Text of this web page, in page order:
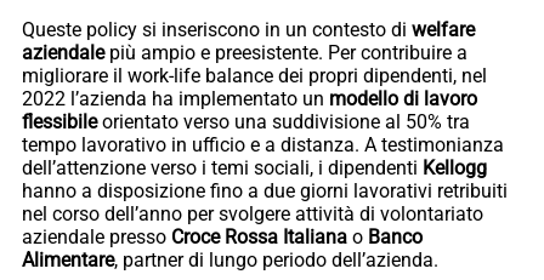
Queste policy si inseriscono in un contesto di welfare
aziendalepiù ampio e preesistente. Per contribuire a
migliorare il work-life balance dei propri dipendenti, nel
2022 l’azienda ha implementato un modello di lavoro
flessibileorientato verso una suddivisione al 50% tra
tempo lavorativo in ufficio e a distanza. A testimonianza
dell’attenzione verso i temi sociali, i dipendenti Kellogg
hanno a disposizione fino a due giorni lavorativi retribuiti
nel corso dell’anno per svolgere attività di volontariato
aziendale presso Croce Rossa Italiana o Banco
Alimentare, partner di lungo periodo dell’azienda.